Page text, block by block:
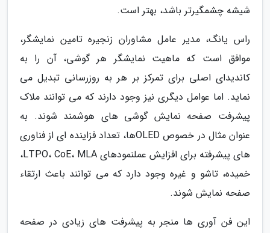
شیشه چشمگیرتر باشد، بهتر است.
راس یانگ، مدیر عامل مشاوران زنجیره تامین نمایشگر،
موافق است که ماهیت نمایشگر هر گوشی، آن را به
کاندیدای اصلی برای تمرکز بر هر به روزرسانی تبدیل می
نماید. اما عوامل دیگری نیز وجود دارند که می توانند ملاک
پیشرفت صفحه نمایش گوشی های هوشمند شوند. به
عنوان مثال در خصوص OLEDها، تعداد فزاینده ای از فناوری
های پیشرفته برای افزایش عملنمودهای LTPO، CoE، MLA،
خمیده، تاشو و غیره وجود دارد که می توانند باعث ارتقاء
صفحه نمایش شوند.
این فن آوری ها منجر به پیشرفت های زیادی در صفحه